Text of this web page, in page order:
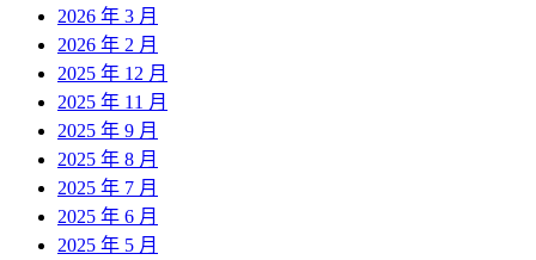
2026 年 3 月
2026 年 2 月
2025 年 12 月
2025 年 11 月
2025 年 9 月
2025 年 8 月
2025 年 7 月
2025 年 6 月
2025 年 5 月